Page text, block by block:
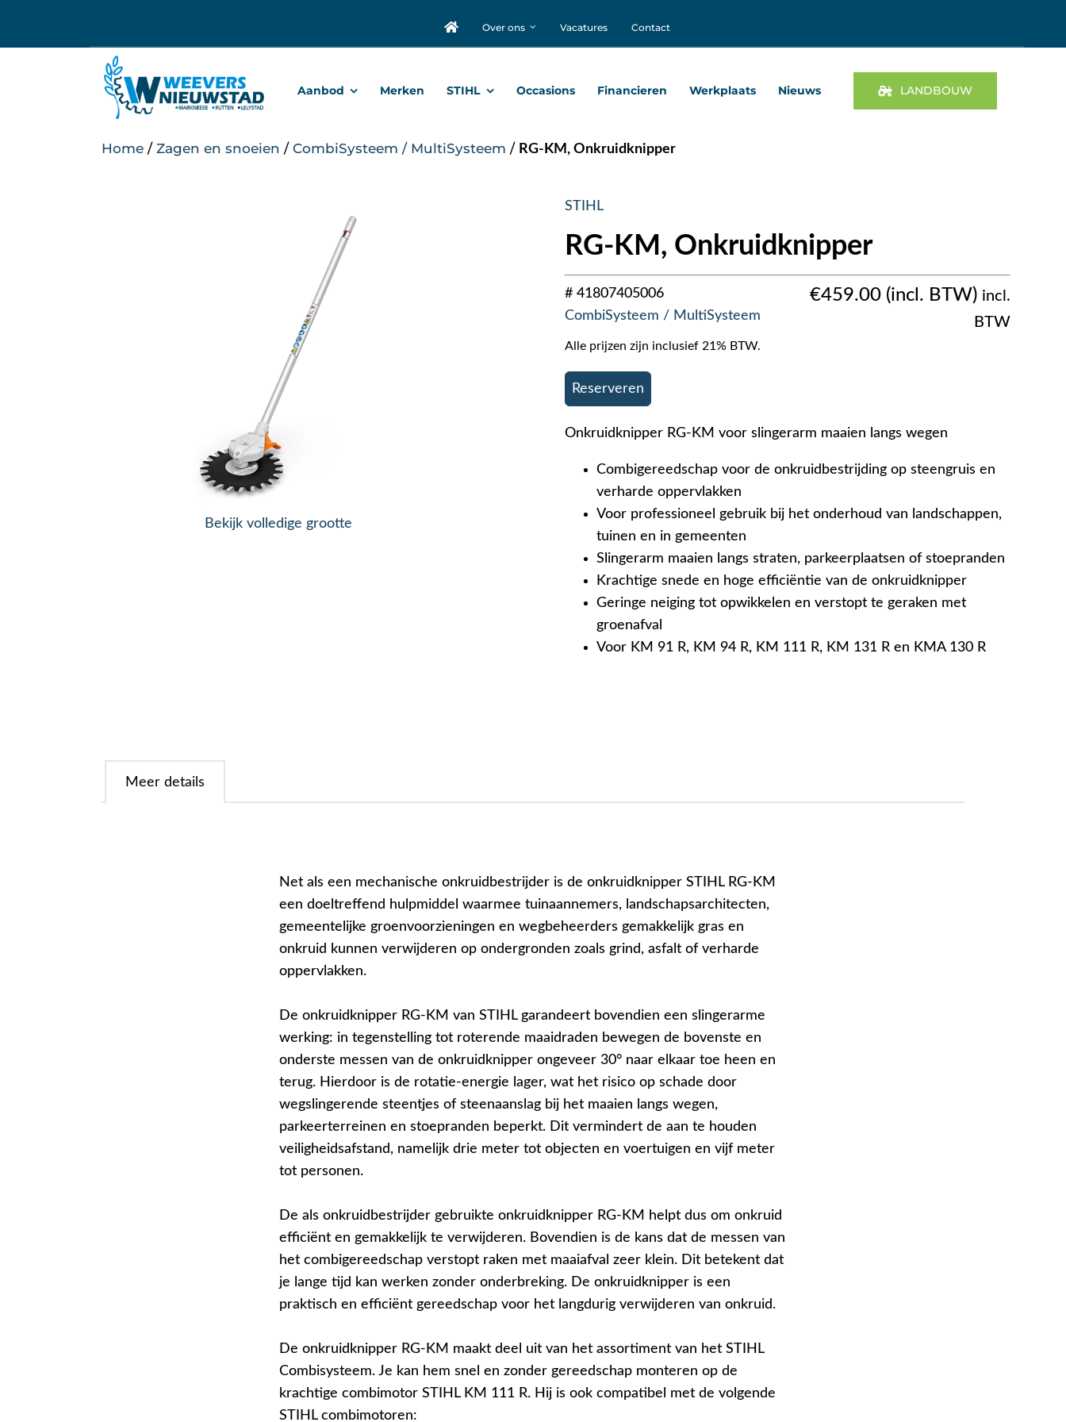
Over ons Vacatures Contact
Aanbod Merken STIHL Occasions Financieren Werkplaats Nieuws LANDBOUW
Home / Zagen en snoeien / CombiSysteem / MultiSysteem / RG-KM, Onkruidknipper
Bekijk volledige grootte
STIHL
RG-KM, Onkruidknipper
# 41807405006
CombiSysteem / MultiSysteem
€459.00
incl.
BTW
Alle prijzen zijn inclusief 21% BTW.
Reserveren
Onkruidknipper RG-KM voor slingerarm maaien langs wegen
Combigereedschap voor de onkruidbestrijding op steengruis en
verharde oppervlakken
Voor professioneel gebruik bij het onderhoud van landschappen,
tuinen en in gemeenten
Slingerarm maaien langs straten, parkeerplaatsen of stoepranden
Krachtige snede en hoge efficiëntie van de onkruidknipper
Geringe neiging tot opwikkelen en verstopt te geraken met
groenafval
Voor KM 91 R, KM 94 R, KM 111 R, KM 131 R en KMA 130 R
Meer details
Net als een mechanische onkruidbestrijder is de onkruidknipper STIHL RG-KM
een doeltreffend hulpmiddel waarmee tuinaannemers, landschapsarchitecten,
gemeentelijke groenvoorzieningen en wegbeheerders gemakkelijk gras en
onkruid kunnen verwijderen op ondergronden zoals grind, asfalt of verharde
oppervlakken.
De onkruidknipper RG-KM van STIHL garandeert bovendien een slingerarme
werking: in tegenstelling tot roterende maaidraden bewegen de bovenste en
onderste messen van de onkruidknipper ongeveer 30° naar elkaar toe heen en
terug. Hierdoor is de rotatie-energie lager, wat het risico op schade door
wegslingerende steentjes of steenaanslag bij het maaien langs wegen,
parkeerterreinen en stoepranden beperkt. Dit vermindert de aan te houden
veiligheidsafstand, namelijk drie meter tot objecten en voertuigen en vijf meter
tot personen.
De als onkruidbestrijder gebruikte onkruidknipper RG-KM helpt dus om onkruid
efficiënt en gemakkelijk te verwijderen. Bovendien is de kans dat de messen van
het combigereedschap verstopt raken met maaiafval zeer klein. Dit betekent dat
je lange tijd kan werken zonder onderbreking. De onkruidknipper is een
praktisch en efficiënt gereedschap voor het langdurig verwijderen van onkruid.
De onkruidknipper RG-KM maakt deel uit van het assortiment van het STIHL
Combisysteem. Je kan hem snel en zonder gereedschap monteren op de
krachtige combimotor STIHL KM 111 R. Hij is ook compatibel met de volgende
STIHL combimotoren: